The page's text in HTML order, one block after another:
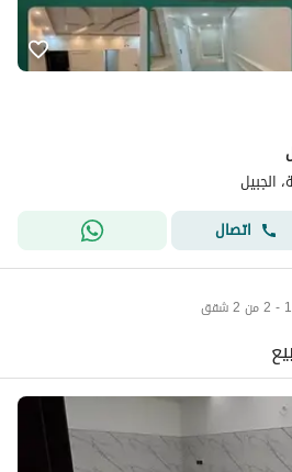
اتصال
1 - 2 من 2 شقق